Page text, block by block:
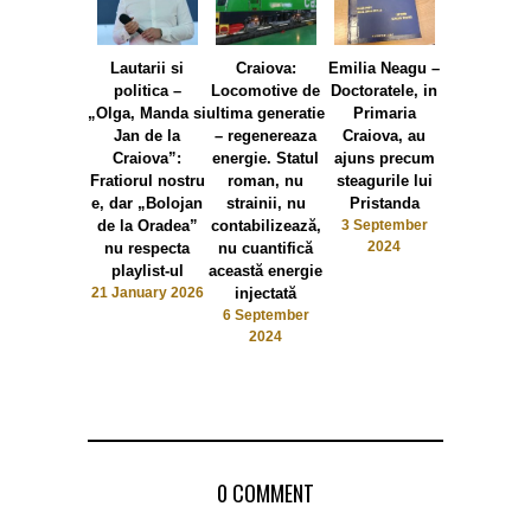
Lautarii si
politica –
„Olga, Manda si
Jan de la
Craiova”:
Fratiorul nostru
e, dar „Bolojan
de la Oradea”
nu respecta
playlist-ul
21 January 2026
Craiova:
Locomotive de
ultima generatie
– regenereaza
energie. Statul
roman, nu
strainii, nu
contabilizează,
nu cuantifică
această energie
injectată
6 September
2024
Emilia Neagu –
Doctoratele, in
Primaria
Craiova, au
ajuns precum
steagurile lui
Pristanda
3 September
2024
0 COMMENT